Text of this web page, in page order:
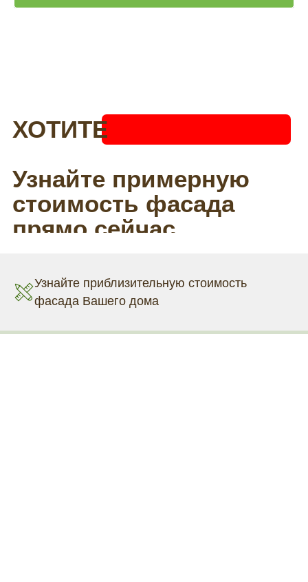
Узнайте приблизительную стоимость
фасада Вашего дома